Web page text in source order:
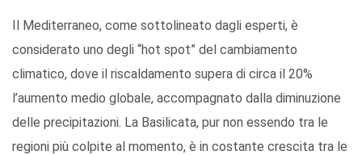
Il Mediterraneo, come sottolineato dagli esperti, è
considerato uno degli “hot spot” del cambiamento
climatico, dove il riscaldamento supera di circa il 20%
l’aumento medio globale, accompagnato dalla diminuzione
delle precipitazioni. La Basilicata, pur non essendo tra le
regioni più colpite al momento, è in costante crescita tra le